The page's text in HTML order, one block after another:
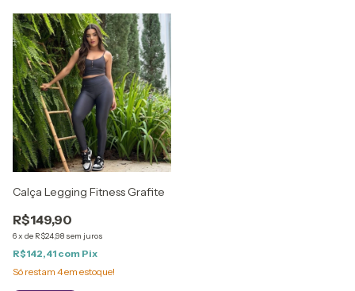
Calça Legging Fitness Grafite
R$149,90
6x de R$24,98 sem juros
R$142,41 com Pix
Só restam 4em estoque!